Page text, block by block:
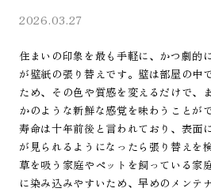
2026.03.27
住まいの印象を最も手軽に、かつ劇的
が壁紙の張り替えです。壁は部屋の中
ため、その色や質感を変えるだけで、
かのような新鮮な感覚を味わうことが
寿命は十年前後と言われており、表面
が見られるようになったら張り替えを
草を吸う家庭やペットを飼っている家
に染み込みやすいため、早めのメンテ